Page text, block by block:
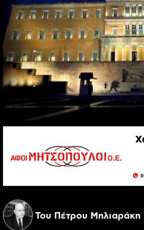
Του Πέτρου Μηλιαράκη